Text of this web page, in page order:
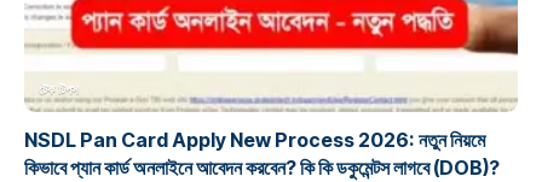
টেক টিপস
NSDL Pan Card Apply New Process 2026: নতুন নিয়মে
কিভাবে প্যান কার্ড অনলাইনে আবেদন করবেন? কি কি ডকুমেন্টস লাগবে (DOB)?